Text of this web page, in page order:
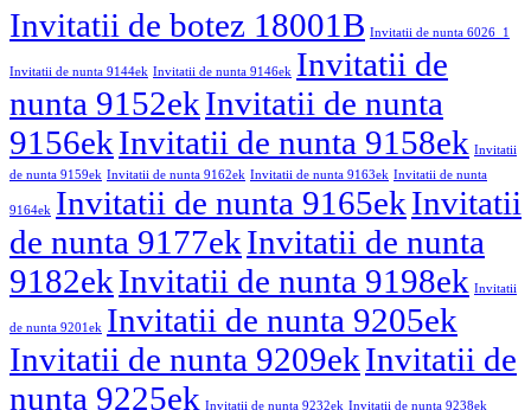
Invitatii de botez 18001B Invitatii de nunta 6026_1
Invitatii de nunta 9144ek Invitatii de nunta 9146ek Invitatii de
nunta 9152ekInvitatii de nunta
9156ekInvitatii de nunta 9158ek Invitatii
de nunta 9159ek Invitatii de nunta 9162ek Invitatii de nunta 9163ek Invitatii de nunta
9164ek Invitatii de nunta 9165ekInvitatii
de nunta 9177ekInvitatii de nunta
9182ekInvitatii de nunta 9198ek Invitatii
de nunta 9201ek Invitatii de nunta 9205ek
Invitatii de nunta 9209ekInvitatii de
nunta 9225ek Invitatii de nunta 9232ek Invitatii de nunta 9238ek